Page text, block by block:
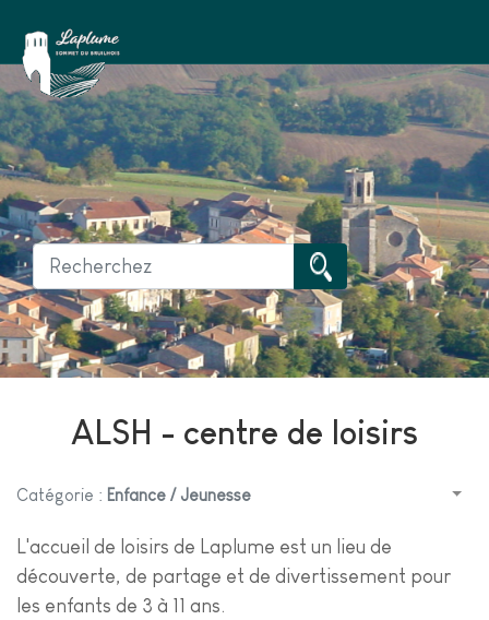
ALSH - centre de loisirs
Catégorie : Enfance / Jeunesse
L'accueil de loisirs de Laplume est un lieu de
découverte, de partage et de divertissement pour
les enfants de 3 à 11 ans.